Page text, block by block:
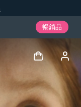
暢銷品
登入